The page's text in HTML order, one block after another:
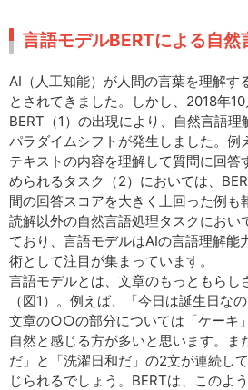
言語モデルBERTによる自然
AI（人工知能）が人間の言葉を理解す
とされてきました。しかし、2018年
BERT（1）の出現により、自然言語
パラダイムシフトが発生しました。例
テキストの内容を理解して質問に回答
められるタスク（2）においては、
間の回答スコアを大きく上回った例も
読解以外の自然言語処理タスクにおい
ており、言語モデルはAIの言語理解能
術として注目が集まっています。
言語モデルとは、文章のもっともらし
（図1）。例えば、「今日は誕生日な
文章の○○の部分については「ケーキ
自然と感じる方が多いと思います。ま
だ」と「洗濯日和だ」の2文が連続し
じられるでしょう。BERTは、このよ